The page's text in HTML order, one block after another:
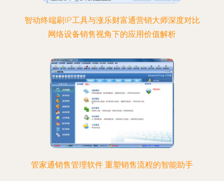
智动终端刷IP工具与涨乐财富通营销大师深度对比
网络设备销售视角下的应用价值解析
管家通销售管理软件 重塑销售流程的智能助手